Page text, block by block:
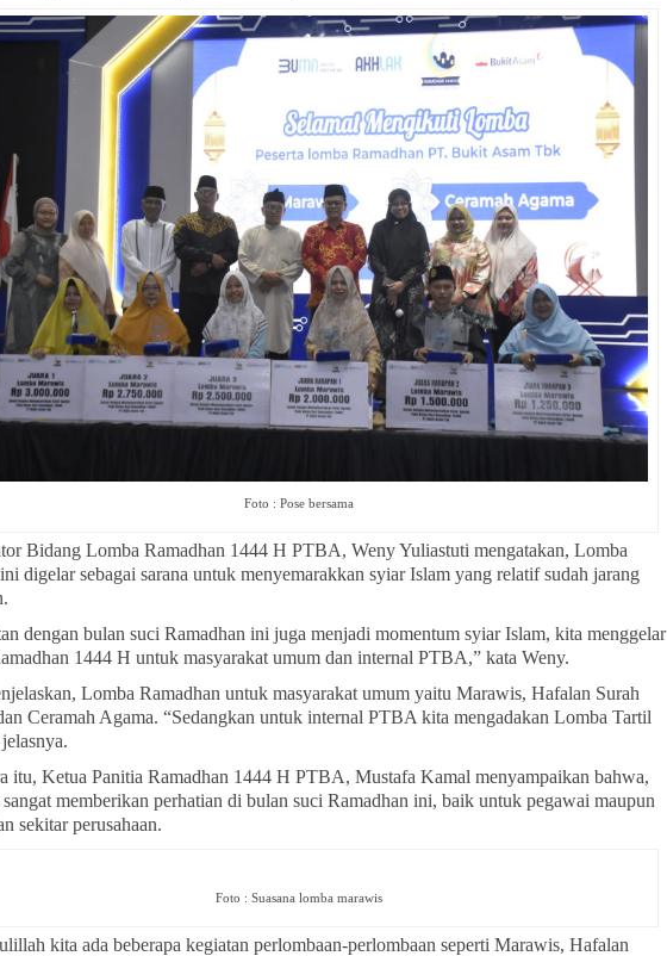
Foto : Pose bersama
Bidang Lomba Ramadhan 1444 H PTBA, Weny Yuliastuti mengatakan, Lomba
digelar sebagai sarana untuk menyemarakkan syiar Islam yang relatif sudah jarang
dengan bulan suci Ramadhan ini juga menjadi momentum syiar Islam, kita menggelar
1444 H untuk masyarakat umum dan internal PTBA,” kata Weny.
Lomba Ramadhan untuk masyarakat umum yaitu Marawis, Hafalan Surah
Ceramah Agama. “Sedangkan untuk internal PTBA kita mengadakan Lomba Tartil
itu, Ketua Panitia Ramadhan 1444 H PTBA, Mustafa Kamal menyampaikan bahwa,
memberikan perhatian di bulan suci Ramadhan ini, baik untuk pegawai maupun
sekitar perusahaan.
Foto : Suasana lomba marawis
kita ada beberapa kegiatan perlombaan-perlombaan seperti Marawis, Hafalan